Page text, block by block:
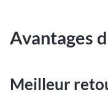
Avantages
Meilleur